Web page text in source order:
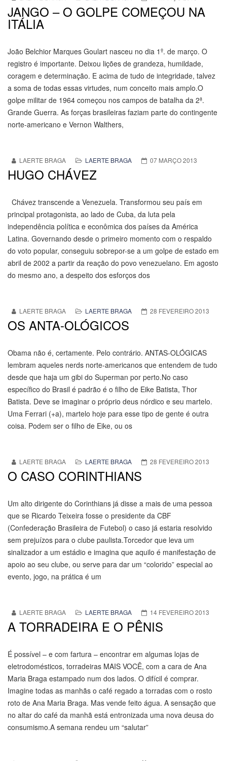
JANGO – O GOLPE COMEÇOU NA
ITÁLIA
João Belchior Marques Goulart nasceu no dia 1º. de março. O
registro é importante. Deixou lições de grandeza, humildade,
coragem e determinação. E acima de tudo de integridade, talvez
a soma de todas essas virtudes, num conceito mais amplo.O
golpe militar de 1964 começou nos campos de batalha da 2ª.
Grande Guerra. As forças brasileiras faziam parte do contingente
norte-americano e Vernon Walthers,
LAERTE BRAGA LAERTE BRAGA 07 MARÇO 2013
HUGO CHÁVEZ
Chávez transcende a Venezuela. Transformou seu país em
principal protagonista, ao lado de Cuba, da luta pela
independência política e econômica dos países da América
Latina. Governando desde o primeiro momento com o respaldo
do voto popular, conseguiu sobrepor-se a um golpe de estado em
abril de 2002 a partir da reação do povo venezuelano. Em agosto
do mesmo ano, a despeito dos esforços dos
LAERTE BRAGA LAERTE BRAGA 28 FEVEREIRO 2013
OS ANTA-OLÓGICOS
Obama não é, certamente. Pelo contrário. ANTAS-OLÓGICAS
lembram aqueles nerds norte-americanos que entendem de tudo
desde que haja um gibi do Superman por perto.No caso
específico do Brasil é padrão é o filho de Eike Batista, Thor
Batista. Deve se imaginar o próprio deus nórdico e seu martelo.
Uma Ferrari (+a), martelo hoje para esse tipo de gente é outra
coisa. Podem ser o filho de Eike, ou os
LAERTE BRAGA LAERTE BRAGA 28 FEVEREIRO 2013
O CASO CORINTHIANS
Um alto dirigente do Corinthians já disse a mais de uma pessoa
que se Ricardo Teixeira fosse o presidente da CBF
(Confederação Brasileira de Futebol) o caso já estaria resolvido
sem prejuízos para o clube paulista.Torcedor que leva um
sinalizador a um estádio e imagina que aquilo é manifestação de
apoio ao seu clube, ou serve para dar um “colorido” especial ao
evento, jogo, na prática é um
LAERTE BRAGA LAERTE BRAGA 14 FEVEREIRO 2013
A TORRADEIRA E O PÊNIS
É possível – e com fartura – encontrar em algumas lojas de
eletrodomésticos, torradeiras MAIS VOCÊ, com a cara de Ana
Maria Braga estampado num dos lados. O difícil é comprar.
Imagine todas as manhãs o café regado a torradas com o rosto
roto de Ana Maria Braga. Mas vende feito água. A sensação que
no altar do café da manhã está entronizada uma nova deusa do
consumismo.A semana rendeu um “salutar”